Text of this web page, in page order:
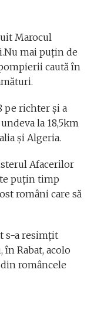
Marocul
mai puțin de
caută în
pe richter și a
la 18,5km
și Algeria.
Afacerilor
puțin timp
români care să
s-a resimţit
Rabat, acolo
româncele